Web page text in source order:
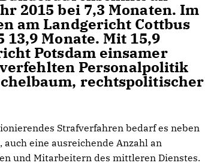
2015 bei 7,3 Monaten. Im
am Landgericht Cottbus
13,9 Monate. Mit 15,9
Potsdam einsamer
Personalpolitik
rechtspolitischer
Strafverfahren bedarf es neben
auch eine ausreichende Anzahl an
und Mitarbeitern des mittleren Dienstes.